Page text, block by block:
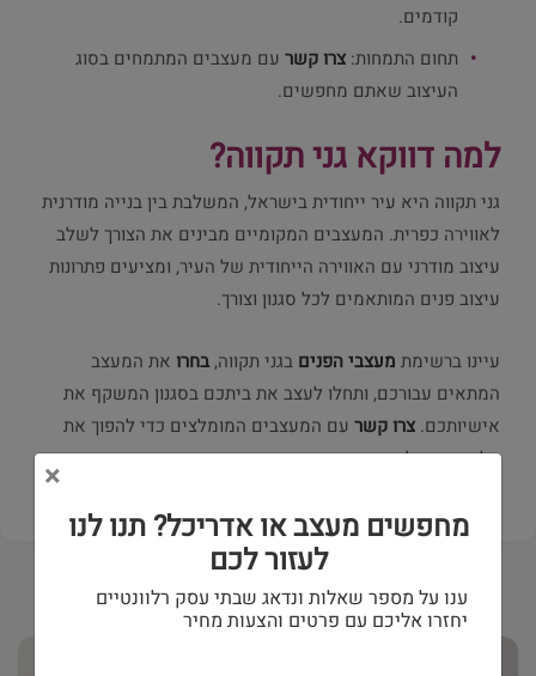
קודמים.
תחום התמחות: צרו קשר עם מעצבים המתמחים בסוג
העיצוב שאתם מחפשים.
למה דווקא גני תקווה?
גני תקווה היא עיר ייחודית בישראל, המשלבת בין בנייה מודרנית
לאווירה כפרית. המעצבים המקומיים מבינים את הצורך לשלב
עיצוב מודרני עם האווירה הייחודית של העיר, ומציעים פתרונות
עיצוב פנים המותאמים לכל סגנון וצורך.
עיינו ברשימת מעצבי הפנים בגני תקווה, בחרו את המעצב
המתאים עבורכם, ותחלו לעצב את ביתכם בסגנון המשקף את
אישיותכם. צרו קשר עם המעצבים המומלצים כדי להפוך את
חלומותיכם למציאות.
×
מחפשים מעצב או אדריכל? תנו לנו
לעזור לכם
ענו על מספר שאלות ונדאג שבתי עסק רלוונטיים
יחזרו אליכם עם פרטים והצעות מחיר